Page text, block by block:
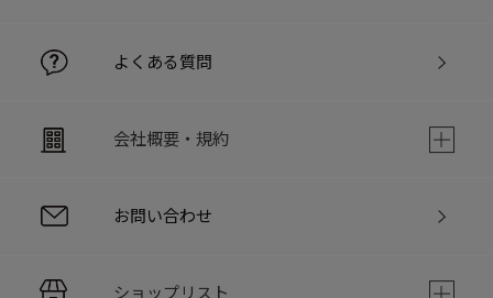
よくある質問
会社概要・規約
お問い合わせ
ショップリスト